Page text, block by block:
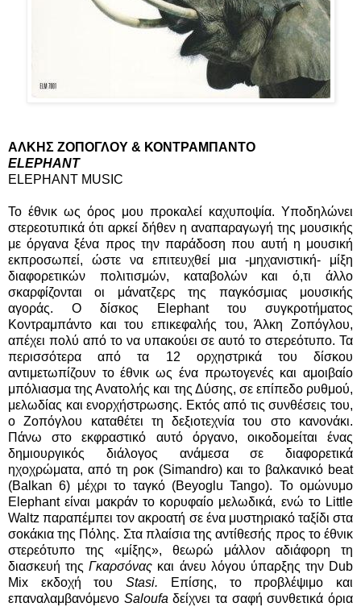
ΑΛΚΗΣ ΖΟΠΟΓΛΟΥ & ΚΟΝΤΡΑΜΠΑΝΤΟ
ELEPHANT
ELEPHANT MUSIC
Το έθνικ ως όρος μου προκαλεί καχυποψία. Υποδηλώνει
στερεοτυπικά ότι αρκεί δήθεν η αναπαραγωγή της μουσικής
με όργανα ξένα προς την παράδοση που αυτή η μουσική
εκπροσωπεί, ώστε να επιτευχθεί μια -μηχανιστική- μίξη
διαφορετικών πολιτισμών, καταβολών και ό,τι άλλο
σκαρφίζονται οι μάνατζερς της παγκόσμιας μουσικής
αγοράς. Ο δίσκος Elephant του συγκροτήματος
Κοντραμπάντο και του επικεφαλής του, Άλκη Ζοπόγλου,
απέχει πολύ από το να υπακούει σε αυτό το στερεότυπο. Τα
περισσότερα από τα 12 ορχηστρικά του δίσκου
αντιμετωπίζουν το έθνικ ως ένα πρωτογενές και αμοιβαίο
μπόλιασμα της Ανατολής και της Δύσης, σε επίπεδο ρυθμού,
μελωδίας και ενορχήστρωσης. Εκτός από τις συνθέσεις του,
ο Ζοπόγλου καταθέτει τη δεξιοτεχνία του στο κανονάκι.
Πάνω στο εκφραστικό αυτό όργανο, οικοδομείται ένας
δημιουργικός διάλογος ανάμεσα σε διαφορετικά
ηχοχρώματα, από τη ροκ (Simandro) και το βαλκανικό beat
(Balkan 6) μέχρι το ταγκό (Beyoglu Tango). Το ομώνυμο
Elephant είναι μακράν το κορυφαίο μελωδικά, ενώ το Little
Waltz παραπέμπει τον ακροατή σε ένα μυστηριακό ταξίδι στα
σοκάκια της Πόλης. Στα πλαίσια της αντίθεσής προς το έθνικ
στερεότυπο της «μίξης», θεωρώ μάλλον αδιάφορη τη
διασκευή τηςΓκαρσόνας και άνευ λόγου ύπαρξης την Dub
Mix εκδοχή τουStasi. Επίσης, το προβλέψιμο και
επαναλαμβανόμενο Saloufa δείχνει τα σαφή συνθετικά όρια